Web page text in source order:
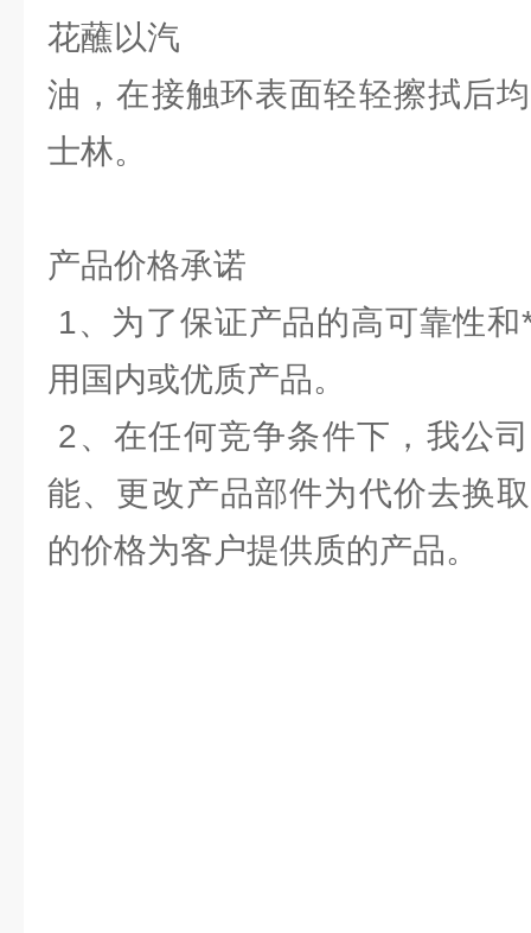
花蘸以汽
油，在接触环表面轻轻擦拭后
士林。
产品价格承诺
1、为了保证产品的高可靠性
用国内或优质产品。
2、在任何竞争条件下，我公
能、更改产品部件为代价去换
的价格为客户提供质的产品。